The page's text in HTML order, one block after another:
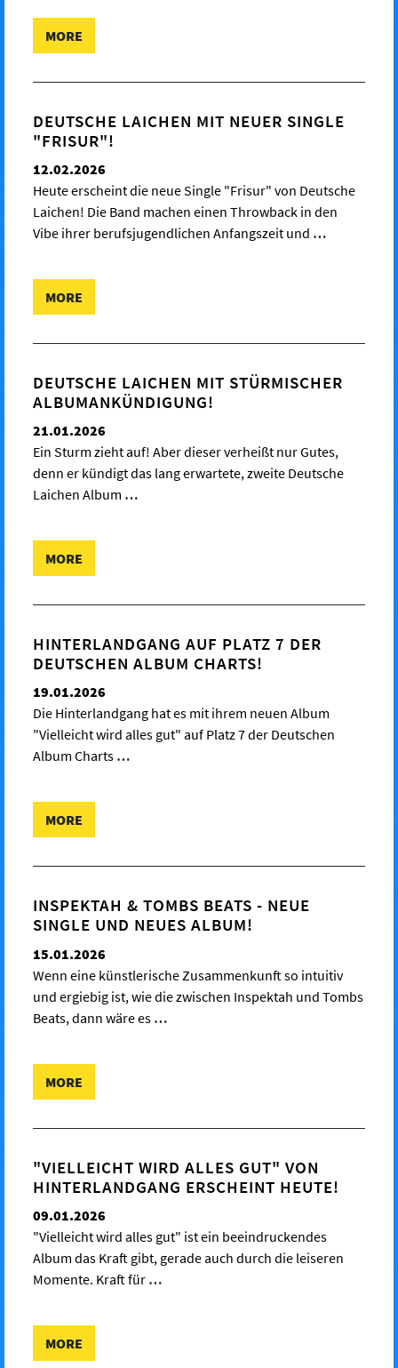
MORE
DEUTSCHE LAICHEN MIT NEUER SINGLE
"FRISUR"!
12.02.2026
Heute erscheint die neue Single "Frisur" von Deutsche
Laichen! Die Band machen einen Throwback in den
Vibe ihrer berufsjugendlichen Anfangszeit und …
MORE
DEUTSCHE LAICHEN MIT STÜRMISCHER
ALBUMANKÜNDIGUNG!
21.01.2026
Ein Sturm zieht auf! Aber dieser verheißt nur Gutes,
denn er kündigt das lang erwartete, zweite Deutsche
Laichen Album …
MORE
HINTERLANDGANG AUF PLATZ 7 DER
DEUTSCHEN ALBUM CHARTS!
19.01.2026
Die Hinterlandgang hat es mit ihrem neuen Album
"Vielleicht wird alles gut" auf Platz 7 der Deutschen
Album Charts …
MORE
INSPEKTAH & TOMBS BEATS - NEUE
SINGLE UND NEUES ALBUM!
15.01.2026
Wenn eine künstlerische Zusammenkunft so intuitiv
und ergiebig ist, wie die zwischen Inspektah und Tombs
Beats, dann wäre es …
MORE
"VIELLEICHT WIRD ALLES GUT" VON
HINTERLANDGANG ERSCHEINT HEUTE!
09.01.2026
"Vielleicht wird alles gut" ist ein beeindruckendes
Album das Kraft gibt, gerade auch durch die leiseren
Momente. Kraft für …
MORE